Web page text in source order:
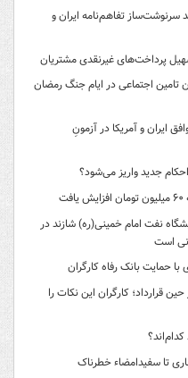
در دیپلماسی ایران؛ جزئیات ۱۴ بند سرنوشت‌ساز تفاهم‌نامه ایران و
پرداخت‌های غیرنقدی مشتریان
تامین اجتماعی در ایام جنگ رمضان
ایران و آمریکا در آزمونِ
جدید واریز می‌شود؟
نفت امام خمینی(ره) شازند در
است
حمایت بانک رفاه کارگران
کارگران این نکات را